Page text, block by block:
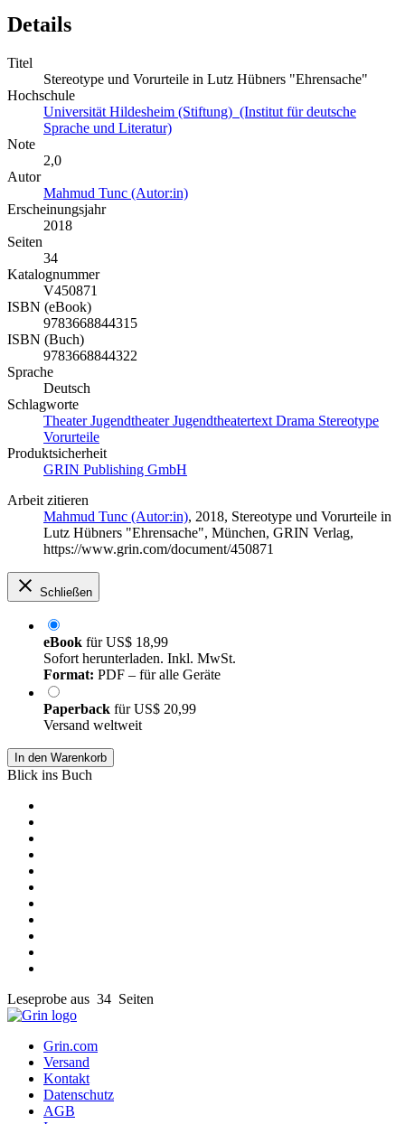
Details
Titel
Stereotype und Vorurteile in Lutz Hübners "Ehrensache"
Hochschule
Universität Hildesheim (Stiftung) (Institut für deutsche
Sprache und Literatur)
Note
2,0
Autor
Mahmud Tunc (Autor:in)
Erscheinungsjahr
2018
Seiten
34
Katalognummer
V450871
ISBN (eBook)
9783668844315
ISBN (Buch)
9783668844322
Sprache
Deutsch
Schlagworte
Theater Jugendtheater Jugendtheatertext Drama Stereotype
Vorurteile
Produktsicherheit
GRIN Publishing GmbH
Arbeit zitieren
Mahmud Tunc (Autor:in), 2018, Stereotype und Vorurteile in
Lutz Hübners "Ehrensache", München, GRIN Verlag,
https://www.grin.com/document/450871
Schließen
eBook fürUS$ 18,99
Sofort herunterladen. Inkl. MwSt.
Format: PDF – für alle Geräte
Paperback fürUS$ 20,99
Versand weltweit
In den Warenkorb
Blick ins Buch
Leseprobe aus 34 Seiten
Grin.com
Versand
Kontakt
Datenschutz
AGB